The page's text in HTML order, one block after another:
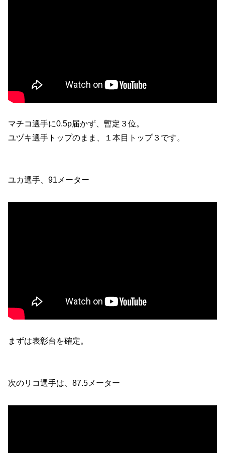
マチコ選手に0.5p届かず、暫定３位。
ユヅキ選手トップのまま、１本目トップ３です。
ユカ選手、91メーター
まずは表彰台を確定。
次のリコ選手は、87.5メーター